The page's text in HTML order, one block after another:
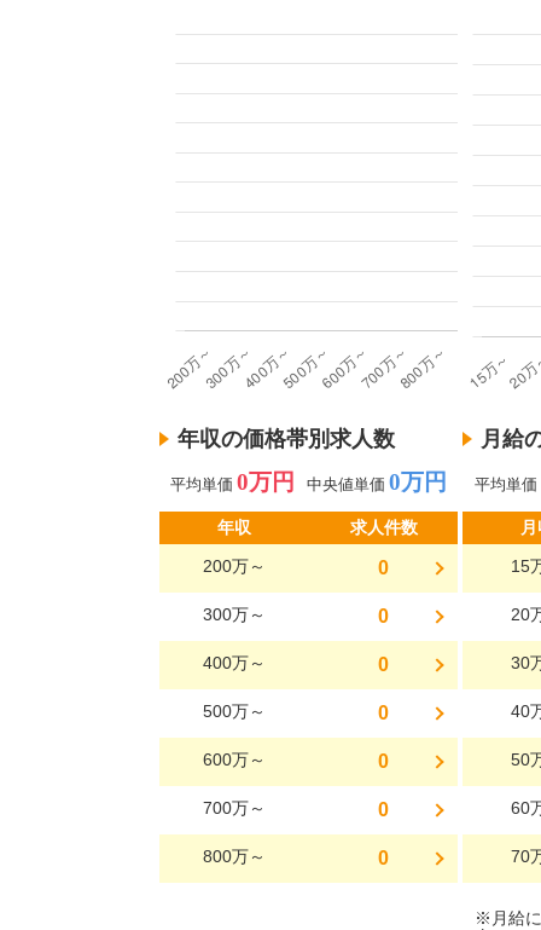
年収の価格帯別求人数
平均単価 0万円 中央値単価 0万円
年収
求人件数
200万～
0
300万～ 0
400万～ 0
500万～ 0
600万～ 0
700万～ 0
800万～ 0
月給
平均単価
15
20
30
40
50
60
70
※月給